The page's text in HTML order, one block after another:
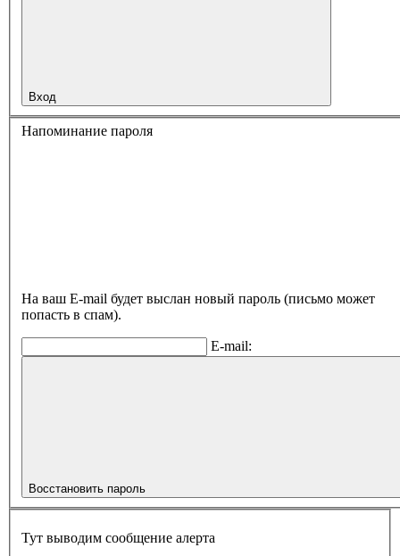
Вход
Напоминание пароля
На ваш E-mail будет выслан новый пароль (письмо может
попасть в спам).
E-mail:
Восстановить пароль
Тут выводим сообщение алерта